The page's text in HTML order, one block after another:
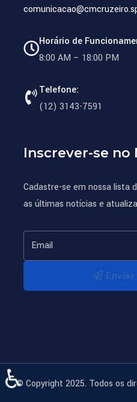
Horário de
8:00 AM – 18:00 PM
Telefone:
(12) 3143-7591
Inscrever-se
Cadastre-se em nossa lista
as últimas notícias e
© Copyright 2025. Todos os